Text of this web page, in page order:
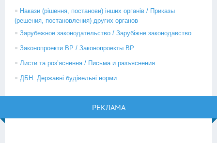
Накази (рішення, постанови) інших органів / Приказы
(решения, постановления) других органов
Зарубежное законодательство / Зарубіжне законодавство
Законопроекти ВР / Законопроекты ВР
Листи та роз’яснення / Письма и разъяснения
ДБН. Державні будівельні норми
РЕКЛАМА